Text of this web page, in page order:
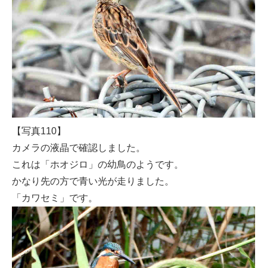
【写真110】
カメラの液晶で確認しました。
これは「ホオジロ」の幼鳥のようです。
かなり先の方で青い光が走りました。
「カワセミ」です。